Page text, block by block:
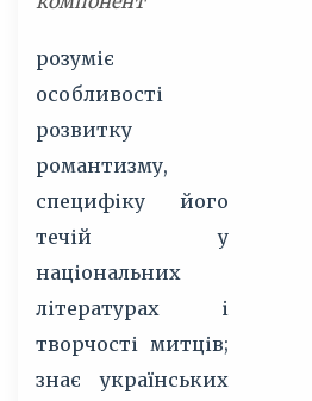
розуміє
особливості
розвитку
романтизму,
специфіку його
течій у
національних
літературах і
творчості митців;
знає українських